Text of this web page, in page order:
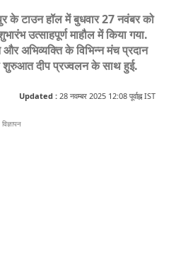
टाउन हॉल में बुधवार 27 नवंबर को
उत्साहपूर्ण माहौल में किया गया.
अभिव्यक्ति के विभिन्न मंच प्रदान
शुरुआत दीप प्रज्वलन के साथ हुई.
Updated : 28 नवम्बर 2025 12:08 पूर्वाह्न IST
विज्ञापन